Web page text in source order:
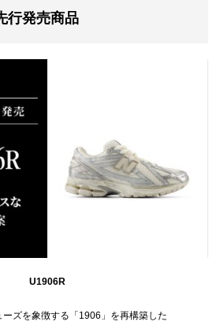
行発売商品
U1906R
ズを象徴する「1906」を再構築した